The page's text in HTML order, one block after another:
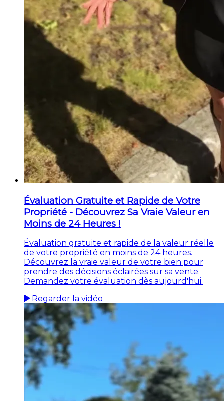
Évaluation Gratuite et Rapide de Votre
Propriété - Découvrez Sa Vraie Valeur en
Moins de 24 Heures !
Évaluation gratuite et rapide de la valeur réelle
de votre propriété en moins de 24 heures.
Découvrez la vraie valeur de votre bien pour
prendre des décisions éclairées sur sa vente.
Demandez votre évaluation dès aujourd'hui.
Regarder la vidéo